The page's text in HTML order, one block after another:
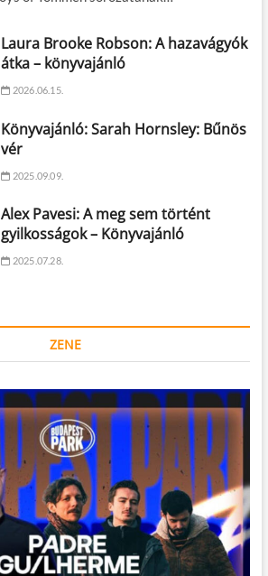
Laura Brooke Robson: A hazavágyók
átka – könyvajánló
2026.06.15.
Könyvajánló: Sarah Hornsley: Bűnös
vér
2025.09.09.
Alex Pavesi: A meg sem történt
gyilkosságok – Könyvajánló
2025.07.28.
ZENE